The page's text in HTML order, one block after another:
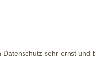
Datenschutz sehr ernst